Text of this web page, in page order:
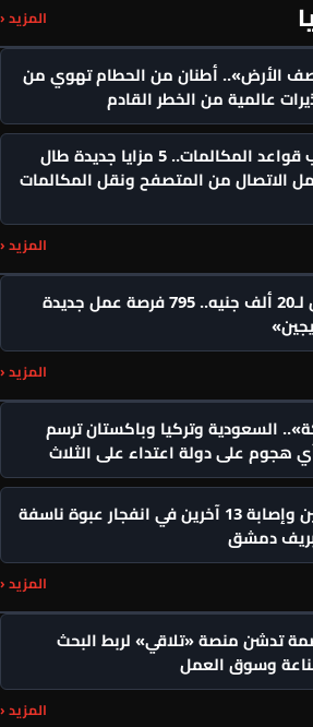
المزيد ‹
الأرض».. أطنان من الحطام تهوي من
عالمية من الخطر القادم
واتساب يقلب قواعد المكالمات.. 5 مزايا جديدة طال
الاتصال من المتصفح ونقل المكالمات
المزيد ‹
«مرتبات تصل لـ20 ألف جنيه.. 795 فرصة عمل جديدة
المزيد ‹
السعودية وتركيا وباكستان ترسم
هجوم على دولة اعتداء على الثلاث
مقتل شخصين وإصابة 13 آخرين في انفجار عبوة ناسفة
بريف دمشق
المزيد ‹
تدشن منصة «تلاقي» لربط البحث
وسوق العمل
المزيد ‹